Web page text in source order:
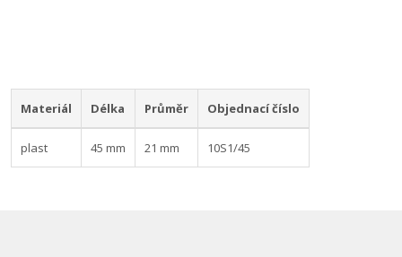
Materiál Délka Průměr Objednací číslo
plast 45 mm 21 mm 10S1/45